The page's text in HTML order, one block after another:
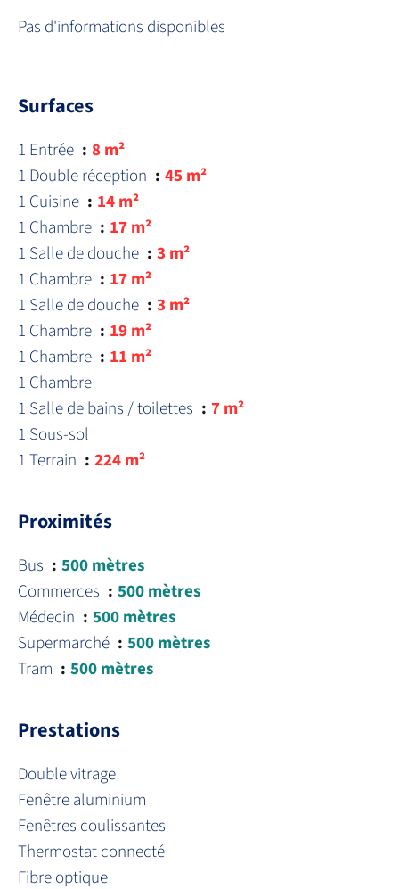
Pas d'informations disponibles
Surfaces
1 Entrée
8 m²
1 Double réception
45 m²
1 Cuisine
14 m²
1 Chambre
17 m²
1 Salle de douche
3 m²
1 Chambre
17 m²
1 Salle de douche
3 m²
1 Chambre
19 m²
1 Chambre
11 m²
1 Chambre
1 Salle de bains / toilettes
7 m²
1 Sous-sol
1 Terrain
224 m²
Proximités
Bus
500 mètres
Commerces
500 mètres
Médecin
500 mètres
Supermarché
500 mètres
Tram
500 mètres
Prestations
Double vitrage
Fenêtre aluminium
Fenêtres coulissantes
Thermostat connecté
Fibre optique